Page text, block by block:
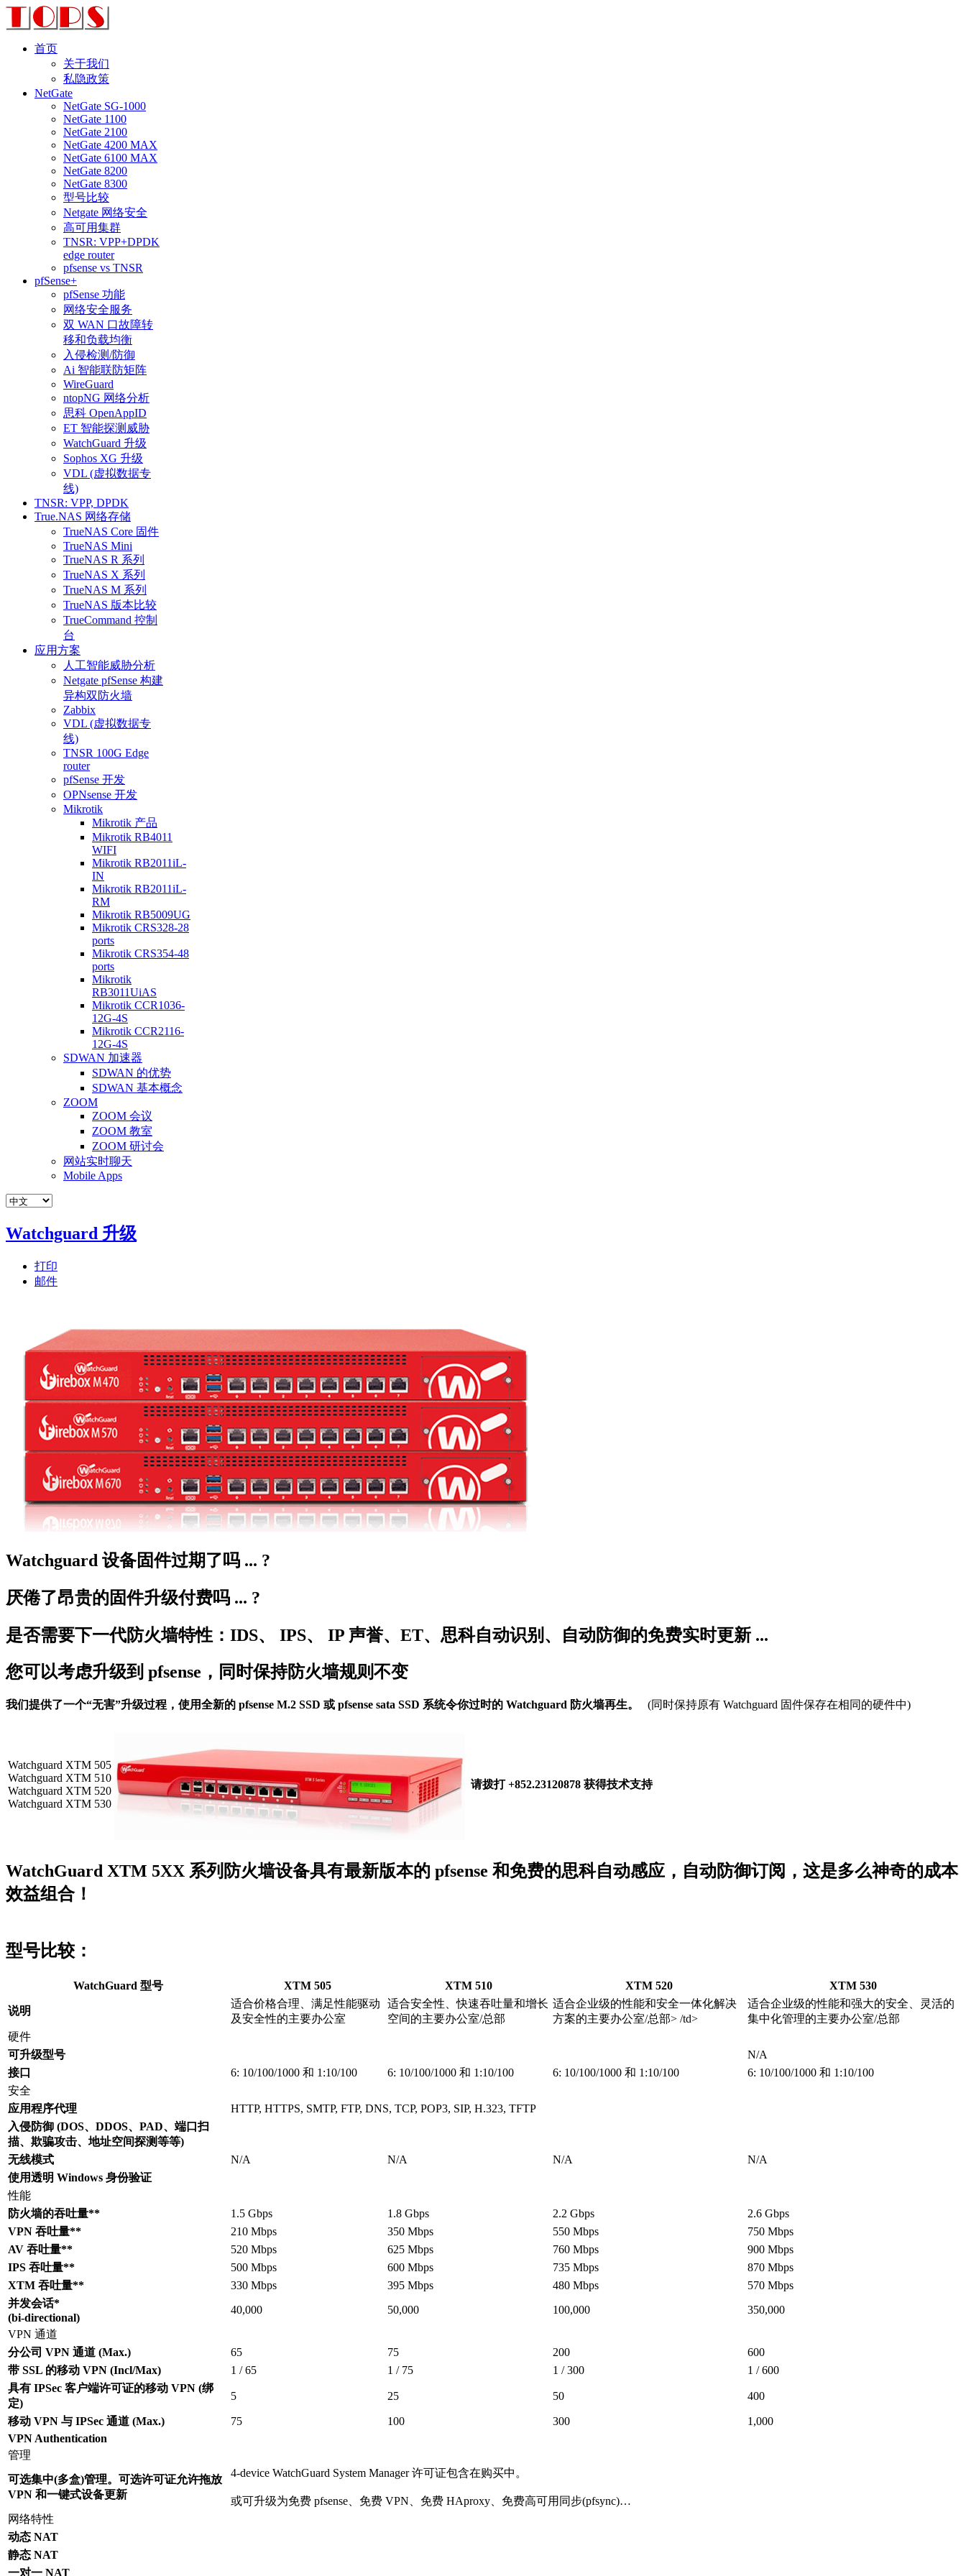
首页
关于我们
私隐政策
NetGate
NetGate SG-1000
NetGate 1100
NetGate 2100
NetGate 4200 MAX
NetGate 6100 MAX
NetGate 8200
NetGate 8300
型号比较
Netgate 网络安全
高可用集群
TNSR: VPP+DPDK
edge router
pfsense vs TNSR
pfSense+
pfSense 功能
网络安全服务
双 WAN 口故障转
移和负载均衡
入侵检测/防御
Ai 智能联防矩阵
WireGuard
ntopNG 网络分析
思科 OpenAppID
ET 智能探测威胁
WatchGuard 升级
Sophos XG 升级
VDL (虚拟数据专
线)
TNSR: VPP, DPDK
True.NAS 网络存储
TrueNAS Core 固件
TrueNAS Mini
TrueNAS R 系列
TrueNAS X 系列
TrueNAS M 系列
TrueNAS 版本比较
TrueCommand 控制
台
应用方案
人工智能威胁分析
Netgate pfSense 构建
异构双防火墙
Zabbix
VDL (虚拟数据专
线)
TNSR 100G Edge
router
pfSense 开发
OPNsense 开发
Mikrotik
Mikrotik 产品
Mikrotik RB4011
WIFI
Mikrotik RB2011iL-
IN
Mikrotik RB2011iL-
RM
Mikrotik RB5009UG
Mikrotik CRS328-28
ports
Mikrotik CRS354-48
ports
Mikrotik
RB3011UiAS
Mikrotik CCR1036-
12G-4S
Mikrotik CCR2116-
12G-4S
SDWAN 加速器
SDWAN 的优势
SDWAN 基本概念
ZOOM
ZOOM 会议
ZOOM 教室
ZOOM 研讨会
网站实时聊天
Mobile Apps
Watchguard 升级
打印
邮件
Watchguard 设备固件过期了吗 ... ?
厌倦了昂贵的固件升级付费吗 ... ?
是否需要下一代防火墙特性：IDS、 IPS、 IP 声誉、ET、思科自动识别、自动防御的免费实时更新 ...
您可以考虑升级到 pfsense，同时保持防火墙规则不变
我们提供了一个“无害”升级过程，使用全新的 pfsense M.2 SSD 或 pfsense sata SSD 系统令你过时的 Watchguard 防火墙再生。 (同时保持原有 Watchguard 固件保存在相同的硬件中)
Watchguard XTM 505
Watchguard XTM 510
Watchguard XTM 520
Watchguard XTM 530
请拨打 +852.23120878 获得技术支持
WatchGuard XTM 5XX 系列防火墙设备具有最新版本的 pfsense 和免费的思科自动感应，自动防御订阅，这是多么神奇的成本
效益组合！
型号比较：
WatchGuard 型号 XTM 505 XTM 510 XTM 520 XTM 530
说明
适合价格合理、满足性能驱动
及安全性的主要办公室
适合安全性、快速吞吐量和增长
空间的主要办公室/总部
适合企业级的性能和安全一体化解决
方案的主要办公室/总部> /td>
适合企业级的性能和强大的安全、灵活的
集中化管理的主要办公室/总部
硬件
可升级型号
N/A
接口
6: 10/100/1000 和 1:10/100 6: 10/100/1000 和 1:10/100 6: 10/100/1000 和 1:10/100
6: 10/100/1000 和 1:10/100
安全
应用程序代理
HTTP, HTTPS, SMTP, FTP, DNS, TCP, POP3, SIP, H.323, TFTP
入侵防御 (DOS、DDOS、PAD、端口扫
描、欺骗攻击、地址空间探测等等)
无线模式
N/A N/A N/A
N/A
使用透明 Windows 身份验证
性能
防火墙的吞吐量**
1.5 Gbps 1.8 Gbps 2.2 Gbps
2.6 Gbps
VPN 吞吐量**
210 Mbps 350 Mbps 550 Mbps
750 Mbps
AV 吞吐量**
520 Mbps 625 Mbps 760 Mbps
900 Mbps
IPS 吞吐量**
500 Mbps 600 Mbps 735 Mbps
870 Mbps
XTM 吞吐量**
330 Mbps 395 Mbps 480 Mbps
570 Mbps
并发会话*
(bi-directional)
40,000 50,000 100,000
350,000
VPN 通道
分公司 VPN 通道 (Max.)
65 75 200
600
带 SSL 的移动 VPN (Incl/Max)
1 / 65 1 / 75 1 / 300
1 / 600
具有 IPSec 客户端许可证的移动 VPN (绑
定)
5 25 50 400
移动 VPN 与 IPSec 通道 (Max.) 75 100 300
1,000
VPN Authentication
管理
可选集中(多盒)管理。可选许可证允许拖放
VPN 和一键式设备更新
4-device WatchGuard System Manager 许可证包含在购买中。
或可升级为免费 pfsense、免费 VPN、免费 HAproxy、免费高可用同步(pfsync)…
网络特性
动态 NAT
静态 NAT
一对一 NAT